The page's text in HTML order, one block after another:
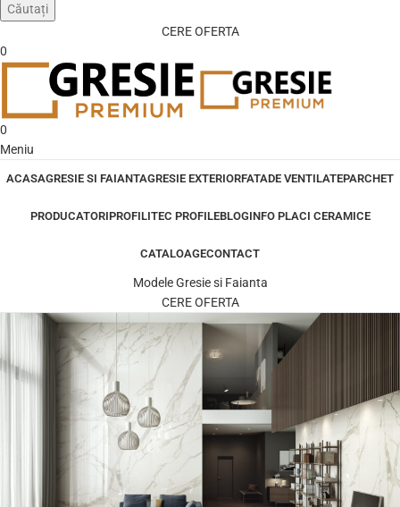
Căutați
CERE OFERTA
0
0
Meniu
ACASAGRESIE SI FAIANTAGRESIE EXTERIORFATADE VENTILATEPARCHET
PRODUCATORIPROFILITEC PROFILEBLOGINFO PLACI CERAMICE
CATALOAGECONTACT
Modele Gresie si Faianta
CERE OFERTA